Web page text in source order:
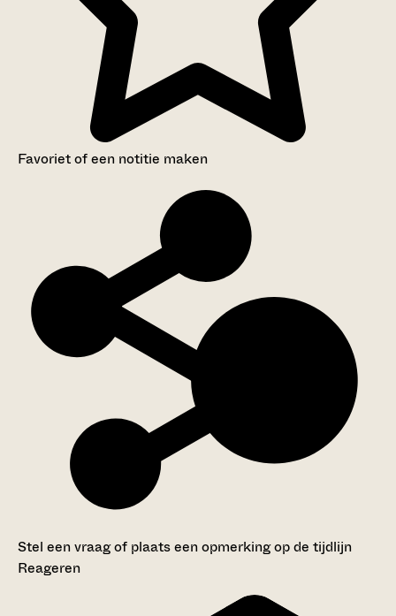
Favoriet of een notitie maken
Stel een vraag of plaats een opmerking op de tijdlijn
Reageren